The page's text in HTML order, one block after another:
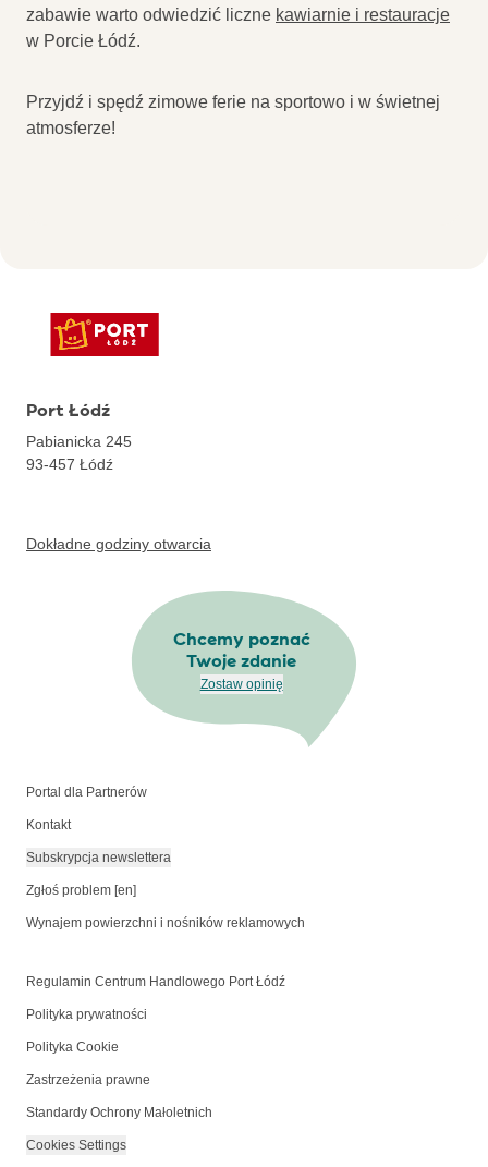
zabawie warto odwiedzić liczne kawiarnie i restauracje
w Porcie Łódź.
Przyjdź i spędź zimowe ferie na sportowo i w świetnej
atmosferze!
Port Łódź
Pabianicka 245
93-457 Łódź
Dokładne godziny otwarcia
Chcemy poznać
Twoje zdanie
Zostaw opinię
Portal dla Partnerów
Kontakt
Subskrypcja newslettera
Zgłoś problem [en]
Wynajem powierzchni i nośników reklamowych
Regulamin Centrum Handlowego Port Łódź
Polityka prywatności
Polityka Cookie
Zastrzeżenia prawne
Standardy Ochrony Małoletnich
Cookies Settings